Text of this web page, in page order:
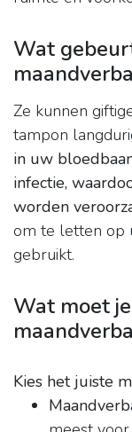
Wat
Ze kunnen
tampon
in uw
infectie,
worden
om te letten op
gebruikt.
Wat moet
Kies het juiste